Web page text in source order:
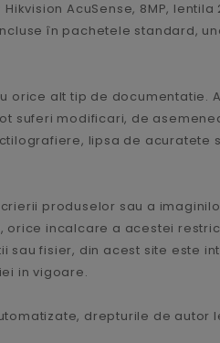
AcuSense, 8MP, lentila
în pachetele standard,
orice alt tip de documentatie.
suferi modificari, de
lipsa de acuratete
produselor sau a
incalcare a acestei
fisier, din acest site este
in vigoare.
drepturile de autor